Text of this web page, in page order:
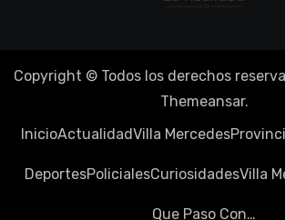
Copyright © Todos los derechos
Themeansar.
InicioActualidadVilla Mercedes
DeportesPolicialesCuriosidadesVilla
Que Paso Con…